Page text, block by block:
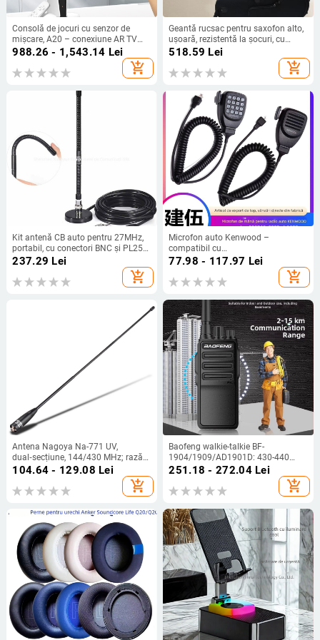
Consolă de jocuri cu senzor de
mișcare, A20 – conexiune AR TV
acasă, covoraș de dans wireless
dublu, 32GB memorie
988.26 - 1,543.14 Lei
add_shopping_cart
Geantă rucsac pentru saxofon alto,
ușoară, rezistentă la șocuri, cu
curea de umăr curbată, material
518.59 Lei
add_shopping_cart
Kit antenă CB auto pentru 27MHz,
portabil, cu conectori BNC și PL259
| Brand: YIDATON • Model: CB short
accesorii • Tip de comunicare: Non-
237.29 Lei
add_shopping_cart
Microfon auto Kenwood –
compatibil cu
TM281/TM481/TM271/TM471/866G
microfon de mână; rază 1.5–3 km;
fără baterie; rezistent la praf
77.98 - 117.97 Lei
add_shopping_cart
Antena Nagoya Na-771 UV,
dual‑secțiune, 144/430 MHz; rază
1,5–3 km; distanță teoretică 5–10
km; putere de emisie 10 W; anti-
interferențe
104.64 - 129.08 Lei
add_shopping_cart
Baofeng walkie-talkie BF-
1904/1909/AD1901D: 430-440
MHz, 5 W, 16 canale, rază 5-10 km,
251.18 - 272.04Lei
add_shopping_cart